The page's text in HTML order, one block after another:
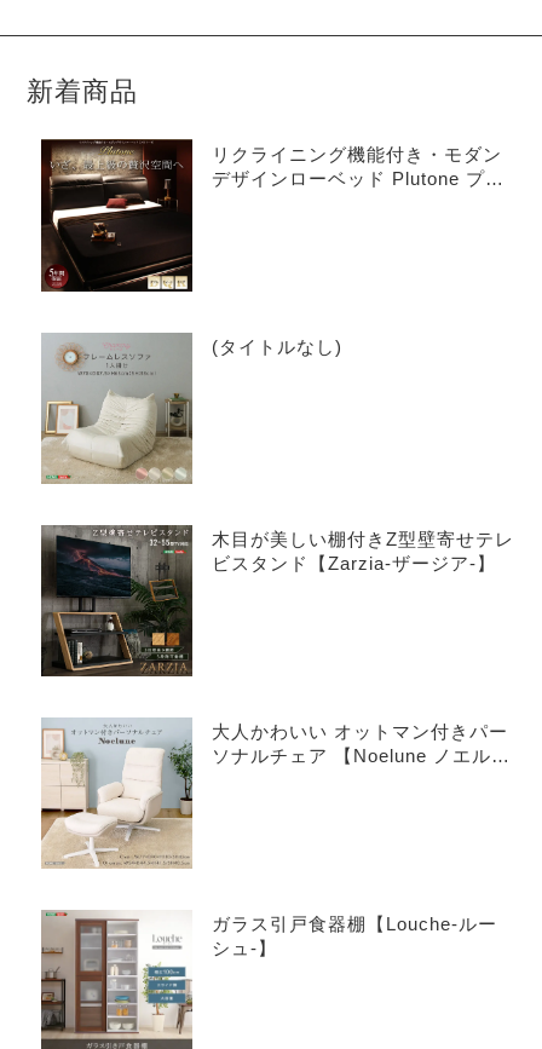
新着商品
リクライニング機能付き・モダン
デザインローベッド Plutone プル
(タイトルなし)
木目が美しい棚付きZ型壁寄せテレ
ビスタンド【Zarzia-ザージア-】
大人かわいい オットマン付きパー
ソナルチェア 【Noelune ノエル
ガラス引戸食器棚【Louche-ルー
シュ-】